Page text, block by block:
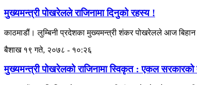
मुख्यमन्त्री पोखरेलले राजिनामा दिनुको रहस्य !
काठमाडौं। लुम्बिनी प्रदेशका मुख्यमन्त्री शंकर पोखरेलले आज
बैशाख १९ गते, २०७८ - १०:२६
मुख्यमन्त्री पोखरेलको राजिनामा स्विकृत : एकल सरकारको